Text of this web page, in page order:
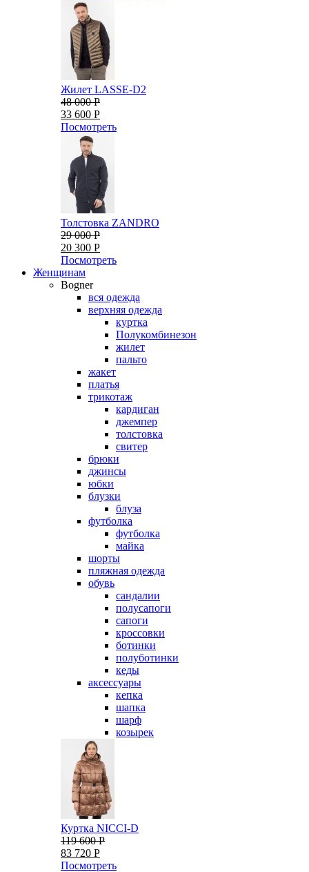
Жилет LASSE-D2
48 000 Р
33 600 Р
Посмотреть
Толстовка ZANDRO
29 000 Р
20 300 Р
Посмотреть
Женщинам
Bogner
вся одежда
верхняя одежда
куртка
Полукомбинезон
жилет
пальто
жакет
платья
трикотаж
кардиган
джемпер
толстовка
свитер
брюки
джинсы
юбки
блузки
блуза
футболка
футболка
майка
шорты
пляжная одежда
oбувь
сандалии
полусапоги
сапоги
кроссовки
ботинки
полуботинки
кеды
аксессуары
кепка
шапка
шарф
козырек
Куртка NICCI-D
119 600 Р
83 720 Р
Посмотреть